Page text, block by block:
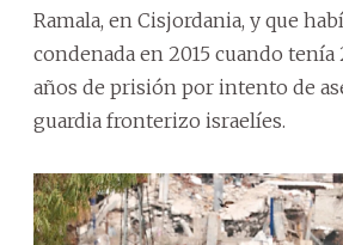
Ramala, en Cisjordania, y que
condenada en 2015 cuando tenía
años de prisión por intento de
guardia fronterizo israelíes.